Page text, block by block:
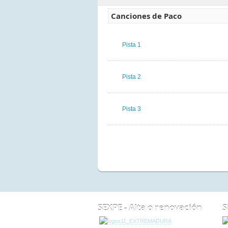
Canciones de Paco
Pista 1
Pista 2
Pista 3
SEXPE - Alta o renovación